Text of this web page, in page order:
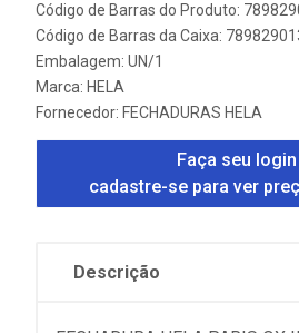
Código de Barras do Produto:
Código de Barras da Caixa:
Embalagem: UN/1
Marca: HELA
Fornecedor: FECHADURAS HELA
Faça seu
cadastre-se para ver
Descrição